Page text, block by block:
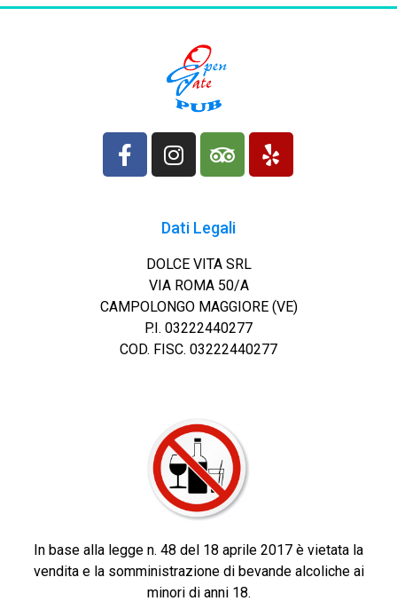
Dati Legali
DOLCE VITA SRL
VIA ROMA 50/A
CAMPOLONGO MAGGIORE (VE)
P.I. 03222440277
COD. FISC. 03222440277
In base alla legge n. 48 del 18 aprile 2017 è vietata la
vendita e la somministrazione di bevande alcoliche ai
minori di anni 18.